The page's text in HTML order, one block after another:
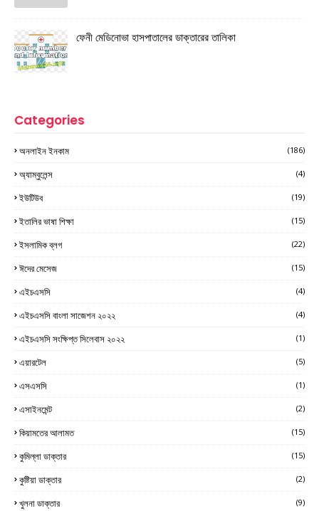
ফেনী মেডিনোভা হাসপাতালের ডাক্তারের তালিকা
Categories
অনলাইন ইনকাম (186)
অ্যাম্বুলেন্স (4)
ইউটিউব (19)
ইতালির ভাষা শিক্ষা (15)
ইসলামিক ব্লগ (22)
ঈদের মেসেজ (15)
এইচএসসি (4)
এইচএসসি বাংলা সাজেশন ২০২২ (4)
এইচএসসি সংক্ষিপ্ত সিলেবাস ২০২২ (1)
এয়ারটেল (5)
এসএসসি (1)
এসাইনমেন্ট (2)
কিয়ামতের আলামত (15)
কুমিল্লা ডাক্তার (15)
কুষ্টিয়া ডাক্তার (2)
খুলনা ডাক্তার (9)